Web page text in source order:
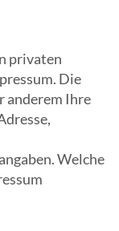
privaten
Die
anderem Ihre
Welche